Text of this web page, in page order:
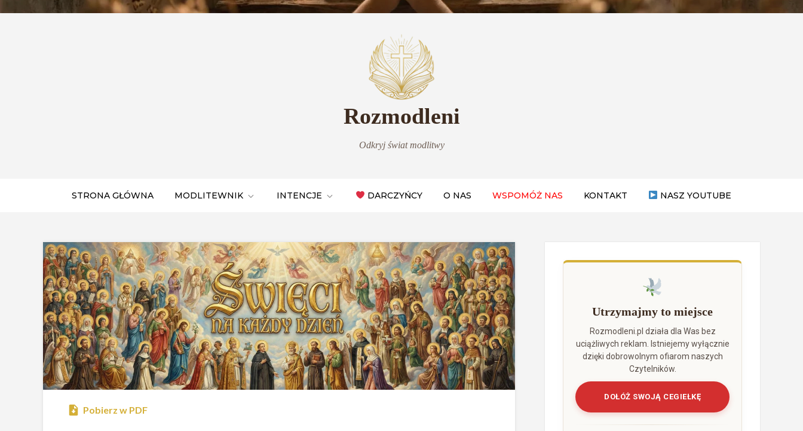
Rozmodleni
Odkryj świat modlitwy
STRONA GŁÓWNA MODLITEWNIK INTENCJE DARCZYŃCY O NAS WSPOMÓŻ NAS KONTAKT NASZ YOUTUBE
Pobierz w PDF
Utrzymajmy to miejsce
Rozmodleni.pl działa dla Was bez
uciążliwych reklam. Istniejemy wyłącznie
dzięki dobrowolnym ofiarom naszych
Czytelników.
DOŁÓŻ SWOJĄ CEGIEŁKĘ